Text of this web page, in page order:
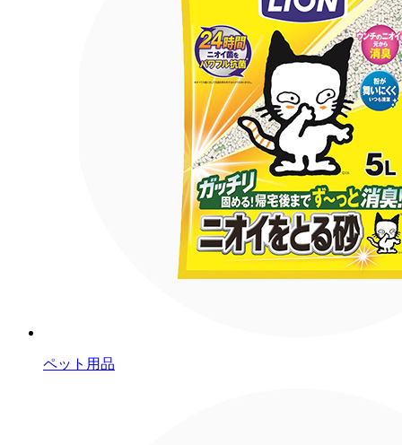
ペット用品